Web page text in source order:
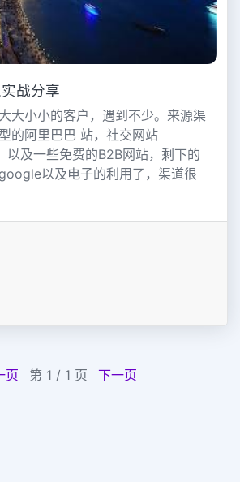
战分享
大小小的客户，遇到不少。来源渠
的阿里巴巴 站，社交网站
以及一些免费的B2B网站，剩下的
以及电子的利用了，渠道很
页 第 1 / 1 页 下一页